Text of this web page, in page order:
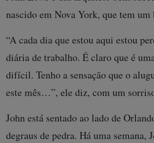
nascido em Nova York, que tem um
“A cada dia que estou aqui estou
diária de trabalho. É claro que é
difícil. Tenho a sensação que o
este mês…”, ele diz, com um
John está sentado ao lado de
degraus de pedra. Há uma semana,